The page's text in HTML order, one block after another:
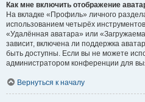
Как мне включить отображение
На вкладке «Профиль» личного
использованием четырёх
«Удалённая аватара» или
зависит, включена ли поддержка
быть доступны. Если вы не можете
администратором конференции для
Вернуться к началу